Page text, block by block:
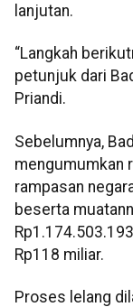
lanjutan.
“Langkah
petunjuk dari
Priandi.
Sebelumnya,
mengumumkan
rampasan
beserta
Rp118 miliar.
Proses lelang